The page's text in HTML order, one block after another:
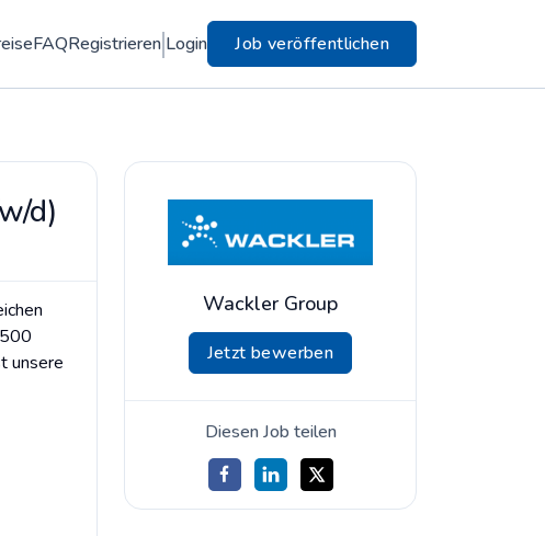
FAQRegistrieren Login Job veröffentlichen
d)
unsere
Wackler Group
Jetzt bewerben
Diesen Job teilen